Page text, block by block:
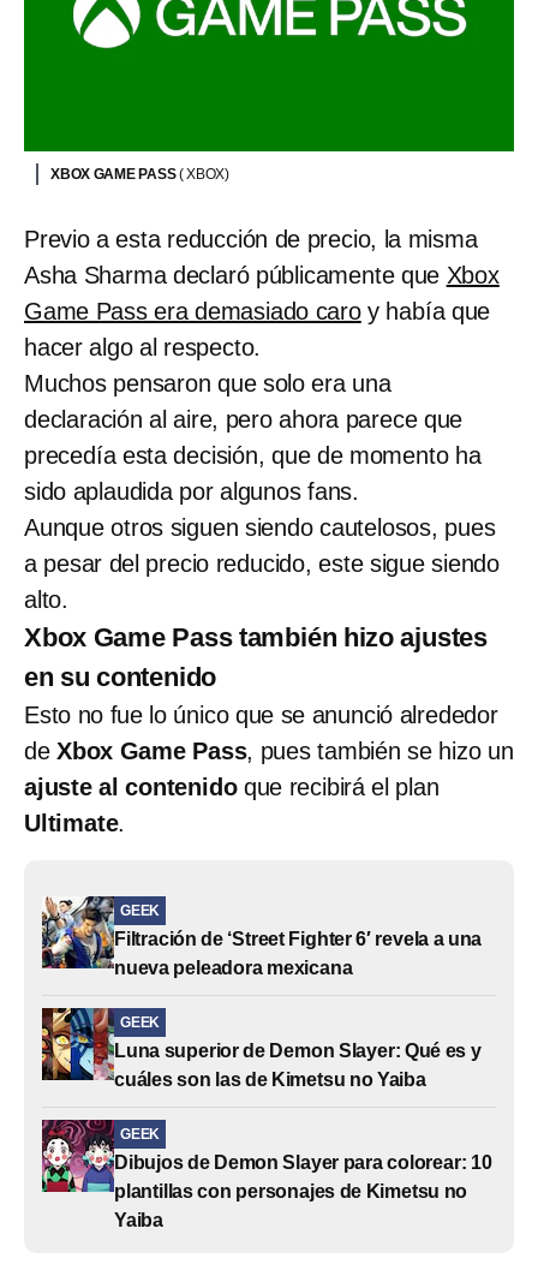
XBOX GAME PASS( XBOX)
Previo a esta reducción de precio, la misma
Asha Sharma declaró públicamente que Xbox
Game Pass era demasiado caroy había que
hacer algo al respecto.
Muchos pensaron que solo era una
declaración al aire, pero ahora parece que
precedía esta decisión, que de momento ha
sido aplaudida por algunos fans.
Aunque otros siguen siendo cautelosos, pues
a pesar del precio reducido, este sigue siendo
alto.
Xbox Game Pass también hizo ajustes
en su contenido
Esto no fue lo único que se anunció alrededor
de Xbox Game Pass, pues también se hizo un
ajuste al contenidoque recibirá el plan
Ultimate.
GEEK
Filtración de ‘Street Fighter 6′ revela a una
nueva peleadora mexicana
GEEK
Luna superior de Demon Slayer: Qué es y
cuáles son las de Kimetsu no Yaiba
GEEK
Dibujos de Demon Slayer para colorear: 10
plantillas con personajes de Kimetsu no
Yaiba